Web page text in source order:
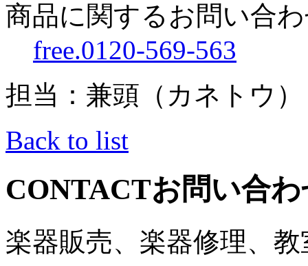
商品に関するお問い合
free.0120-569-563
担当：兼頭（カネトウ）
Back to list
CONTACTお問い合
楽器販売、楽器修理、